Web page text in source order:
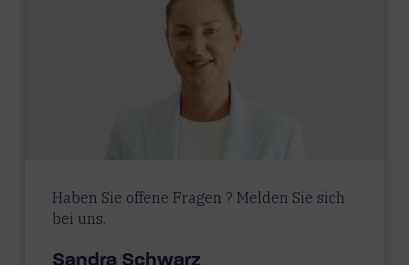
Haben Sie offene Fragen ? Melden Sie sich
bei uns.
Sandra Schwarz